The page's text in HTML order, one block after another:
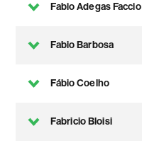
Fabio Adegas Faccio
Fabio Barbosa
Fábio Coelho
Fabricio Bloisi